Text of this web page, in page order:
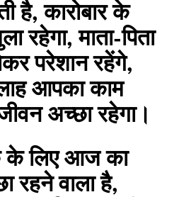
है, कारोबार के
रहेगा, माता-पिता
परेशान रहेंगे,
आपका काम
अच्छा रहेगा।
के लिए आज का
रहने वाला है,